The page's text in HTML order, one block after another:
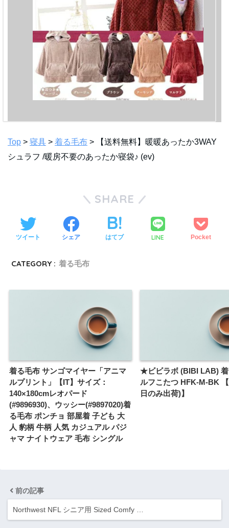
Top > 寝具 > 着る毛布 > 【送料無料】暖暖あったか3WAY
シュラフ /暖房不要のあったか寝袋♪ (ev)
SHARE
ツイート シェア はてブ LINE Pocket
CATEGORY : 着る毛布
着る毛布 サンゴマイヤー「アニマ
ルプリント」【IT】サイズ：
140×180cmレオパード
(#9896930)、ウッシー(#9897020)着
る毛布 ポンチョ 部屋着 子ども 大
人 豹柄 牛柄 人気 カジュアル パジ
ャマ ナイトウェア 毛布 シングル
★ビビラボ (BIBI LAB)
ルフこたつ HFK-M-BK
日のみ出荷)】
前の記事
Northwest NFL シニア用 Sized Comfy …